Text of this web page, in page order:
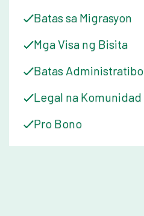
Batas sa Migrasyon
Mga Visa ng Bisita
Batas Administratibo
Legal na Komunidad
Pro Bono